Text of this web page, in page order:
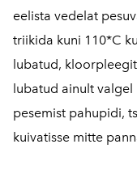
eelista vedelat
triikida kuni 110*C
lubatud,
lubatud ainult valgel
pesemist pahupidi,
kuivatisse mitte